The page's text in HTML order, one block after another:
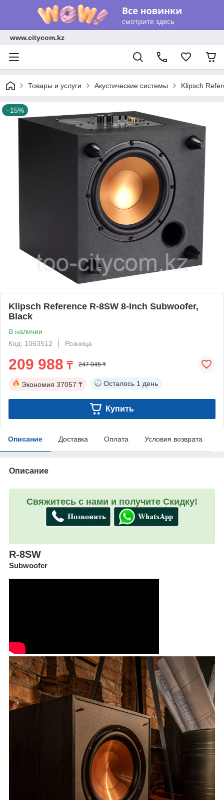
www.citycom.kz
Товары и услуги Акустические системы Klipsch
–15%
Klipsch Reference R-8SW 8-Inch Subwoofer,
Black
В наличии
Код: 1063512
Розница
209 988 ₸ 247 045 ₸
Экономия 37057 ₸ Осталось 1 день
Купить
Описание Доставка Оплата Условия возврата
Описание
Свяжитесь с нами и получите Скидку!
R-8SW
Subwoofer